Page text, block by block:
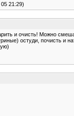
21:29)
и очисть! Можно
остуди, почисть и